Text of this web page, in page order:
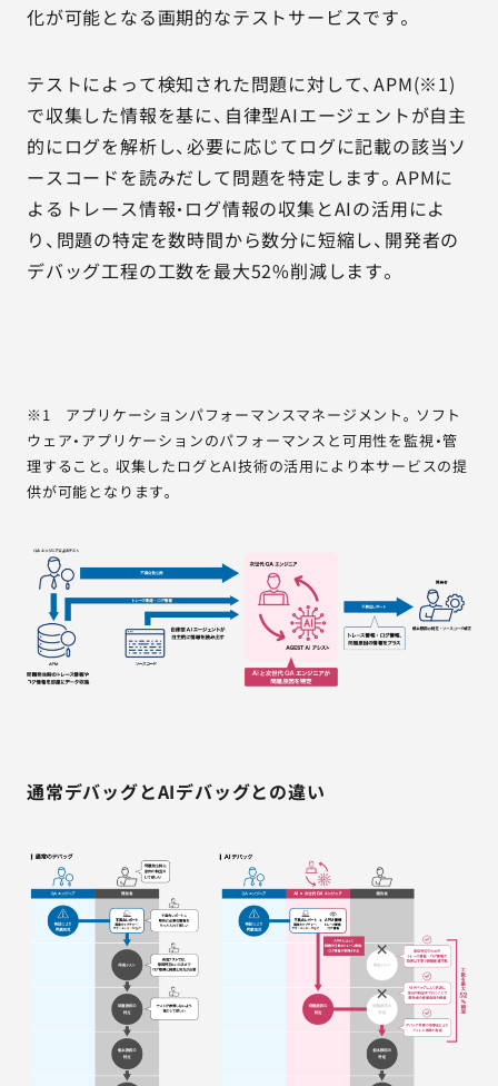
化が可能となる画期的なテストサービスです。
テストによって検知された問題に対して、APM(※1)
で収集した情報を基に、自律型AIエージェントが自主
的にログを解析し、必要に応じてログに記載の該当ソ
ースコードを読みだして問題を特定します。APMに
よるトレース情報・ログ情報の収集とAIの活用によ
り、問題の特定を数時間から数分に短縮し、開発者の
デバッグ工程の工数を最大52%削減します。
※1 アプリケーションパフォーマンスマネージメント。ソフト
ウェア・アプリケーションのパフォーマンスと可用性を監視・管
理すること。収集したログとAI技術の活用により本サービスの提
供が可能となります。
通常デバッグとAIデバッグとの違い